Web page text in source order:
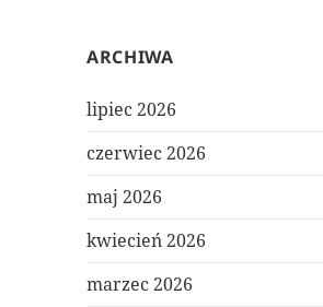
ARCHIWA
lipiec 2026
czerwiec 2026
maj 2026
kwiecień 2026
marzec 2026